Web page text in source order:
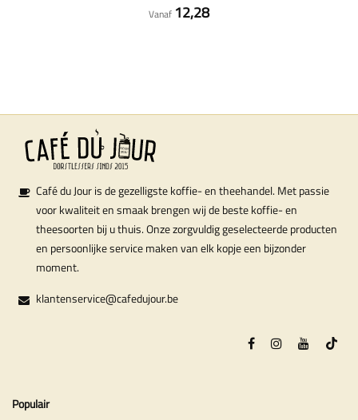
Vanaf 12,28
Café du Jour is de gezelligste koffie- en theehandel. Met passie
voor kwaliteit en smaak brengen wij de beste koffie- en
theesoorten bij u thuis. Onze zorgvuldig geselecteerde producten
en persoonlijke service maken van elk kopje een bijzonder
moment.
klantenservice@cafedujour.be
Populair